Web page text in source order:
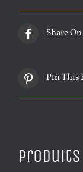
Share
Pin This